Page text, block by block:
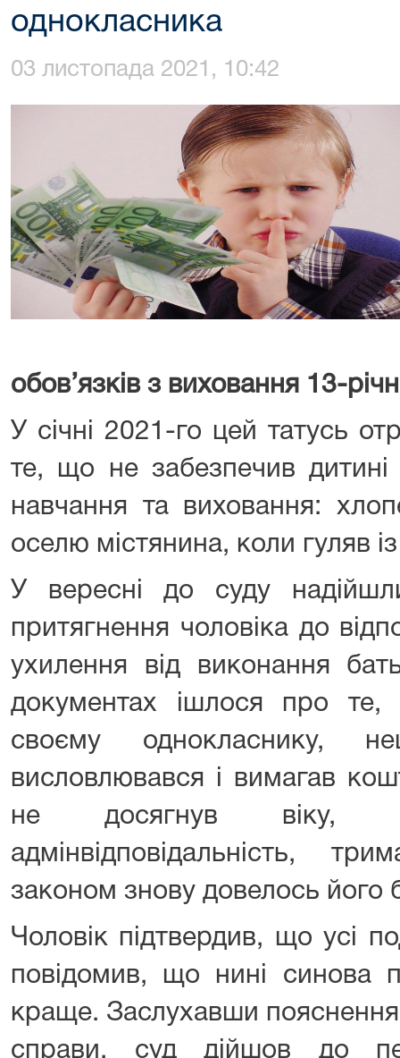
однокласника
03 листопада 2021, 10:42
обов’язків з виховання 13-
У січні 2021-го цей татусь
те, що не забезпечив
навчання та виховання:
оселю містянина, коли гуляв
У вересні до суду
притягнення чоловіка до
ухилення від виконання
документах ішлося про
своєму однокласнику,
висловлювався і вимагав
не досягнув віку,
адмінвідповідальність,
законом знову довелось його
Чоловік підтвердив, що усі
повідомив, що нині синова
краще. Заслухавши
справи, суд дійшов до